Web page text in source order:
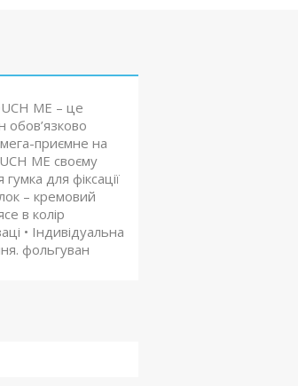
ME – це
обов’язково
приємне на
ME своєму
для фіксації
– кремовий
в колір
• Індивідуальна
фольгуван